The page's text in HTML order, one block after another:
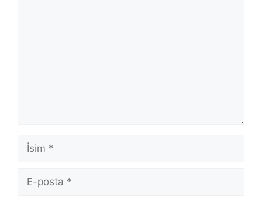
İsim
posta